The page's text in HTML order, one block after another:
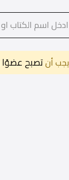
يجب أنتصبح عضوًا